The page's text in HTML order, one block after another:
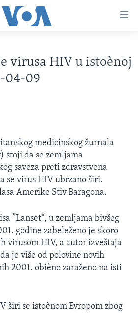
virusa HIV u istoènoj
04-09
medicinskog žurnala
stoji da se zemljama
saveza preti zdravstvena
se virus HIV ubrzano širi.
Amerike Stiv Baragona.
”Lanset“, u zemljama bivšeg
godine zabeleženo je skoro
virusom HIV, a autor izveštaja
je više od polovine novih
2001. obièno zaraženo na isti
širi se istoènom Evropom zbog